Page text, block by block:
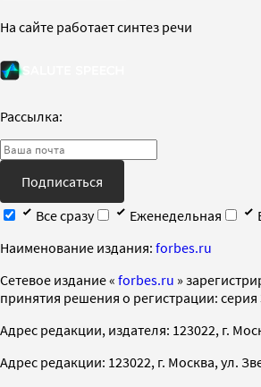
На сайте работает синтез речи
Рассылка:
Подписаться
Все сразу
Еженедельная
Наименование издания: forbes.ru
Cетевое издание « forbes.ru »
принятия решения о регистрации:
Адрес редакции, издателя: 123022, г.
Адрес редакции: 123022, г. Москва, ул.